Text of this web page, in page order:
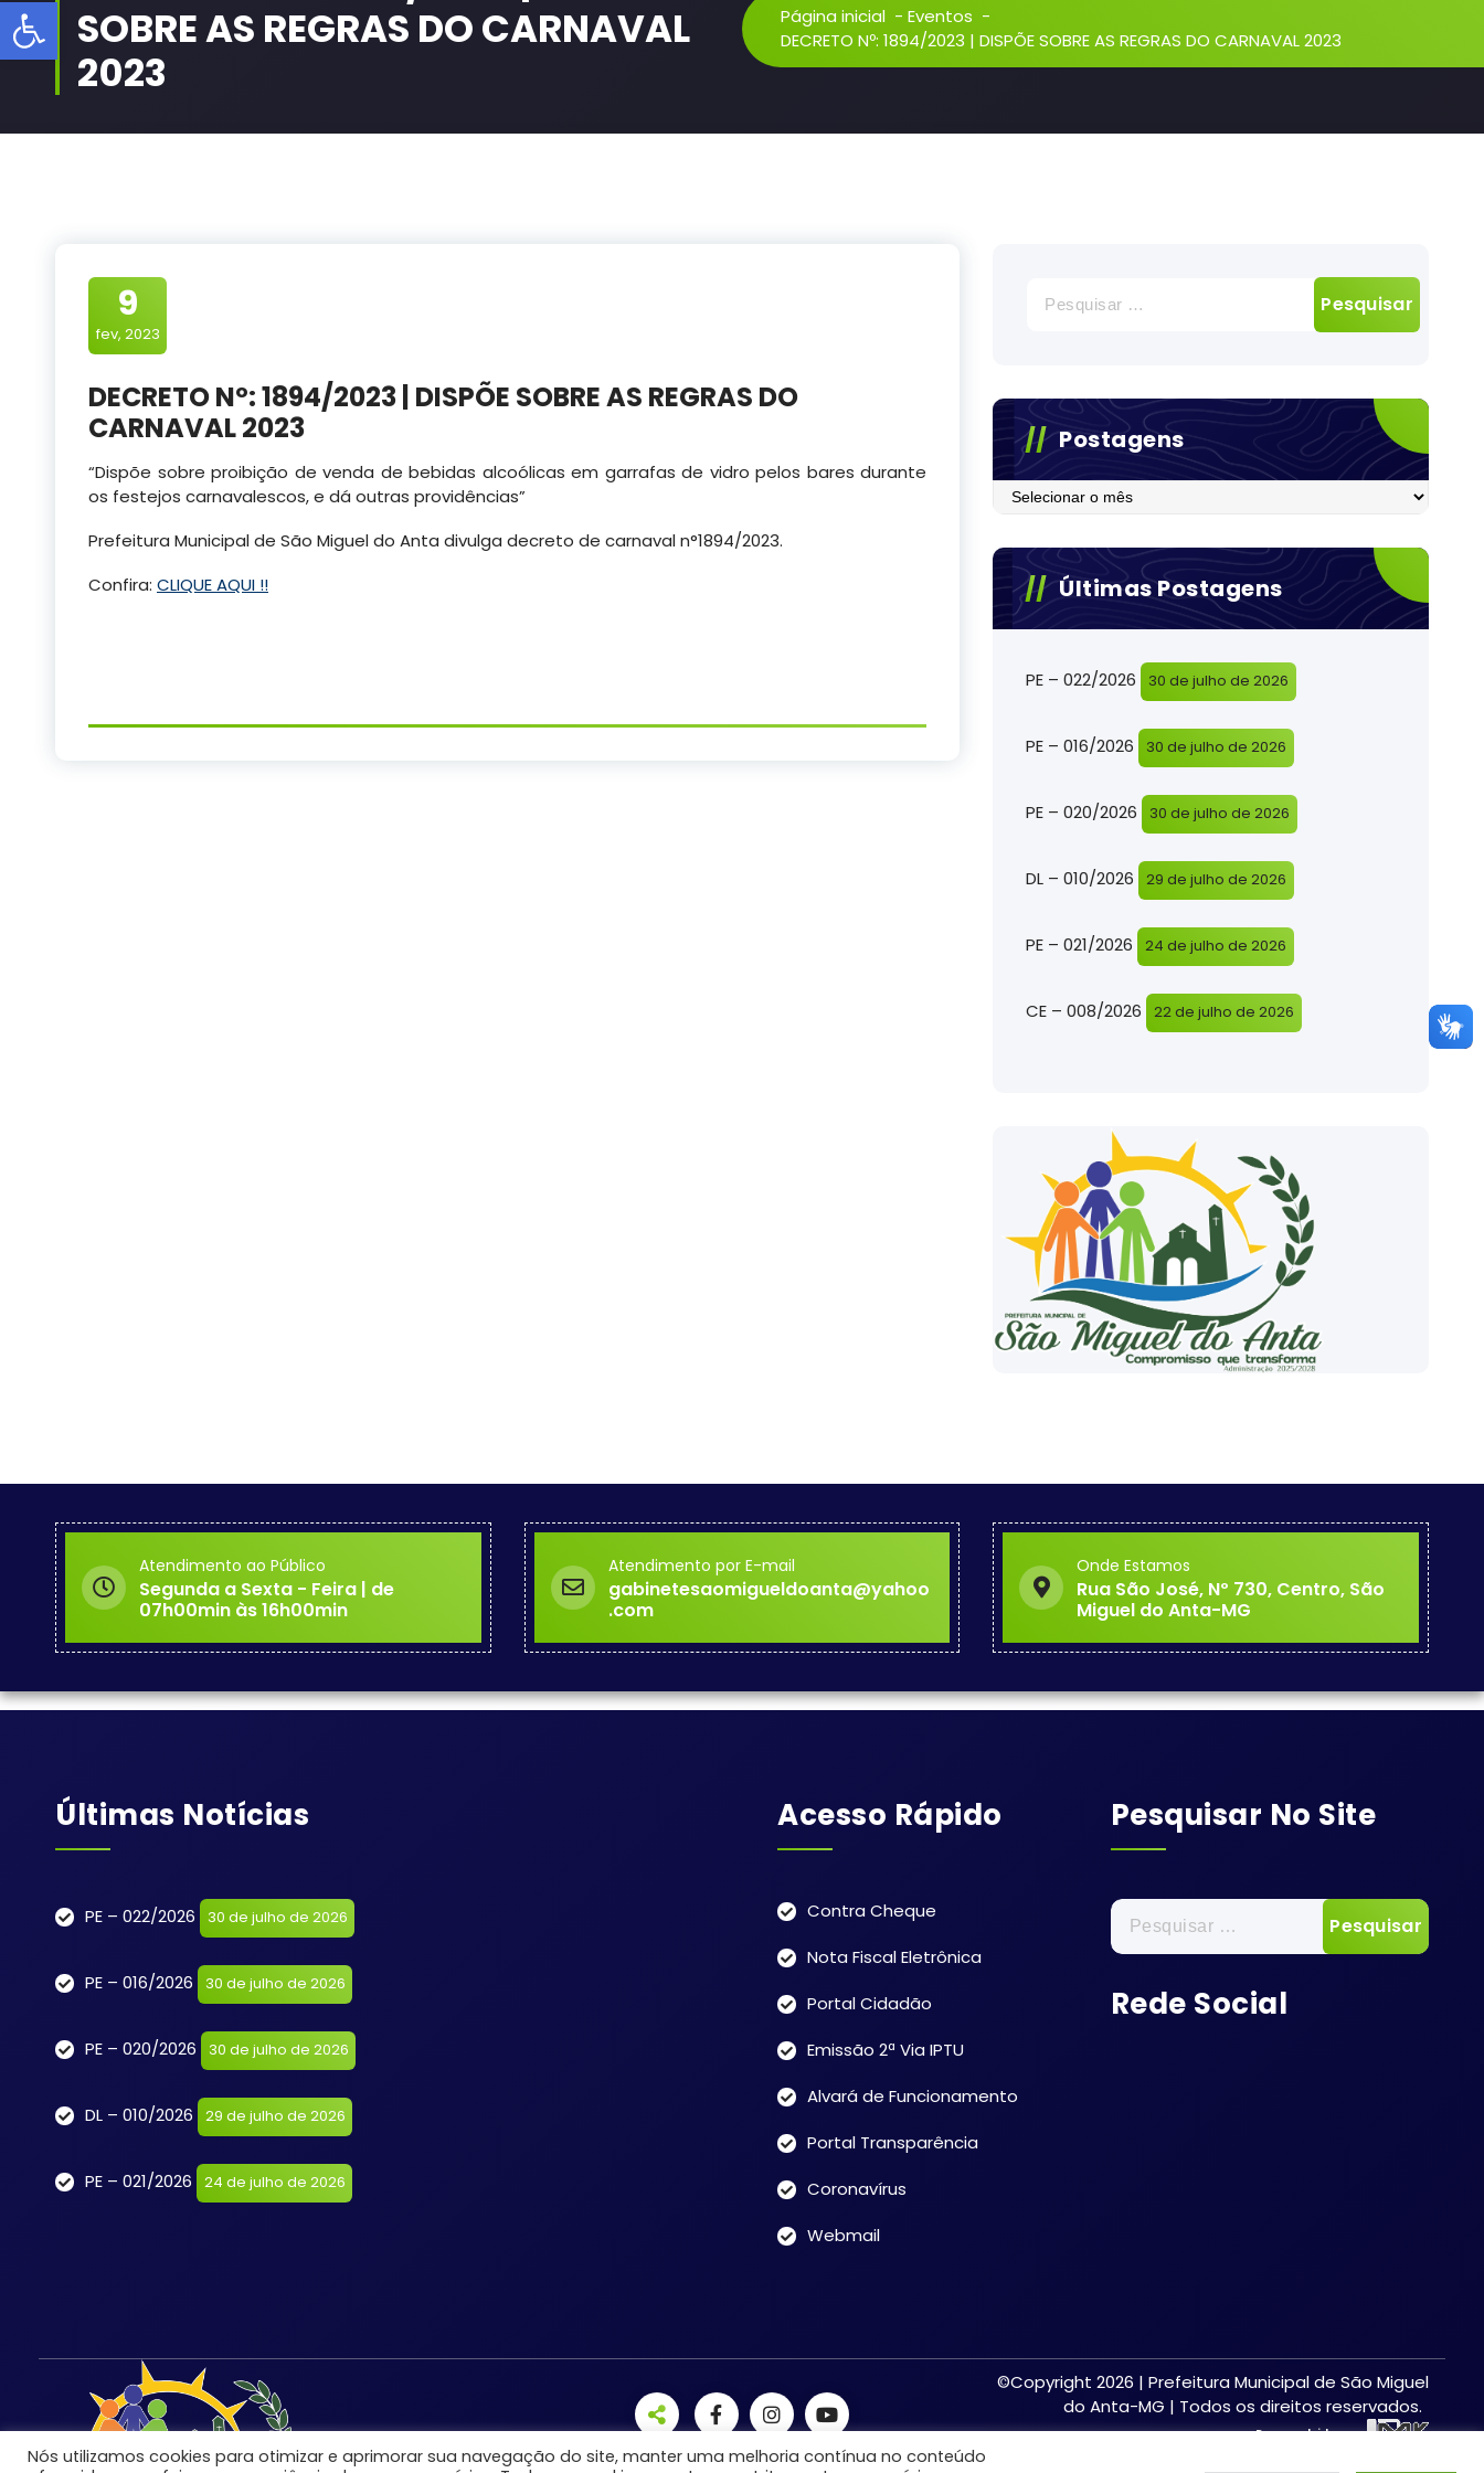
Barra de Ferramentas AbertaSOBRE AS REGRAS DO CARNAVAL
2023
Página inicial - Eventos -
DECRETO Nº: 1894/2023 | DISPÕE SOBRE AS REGRAS DO CARNAVAL 2023
9
fev, 2023
DECRETO Nº: 1894/2023 | DISPÕE SOBRE AS REGRAS DO
CARNAVAL 2023
“Dispõe sobre proibição de venda de bebidas alcoólicas em garrafas de vidro pelos bares durante
os festejos carnavalescos, e dá outras providências”
Prefeitura Municipal de São Miguel do Anta divulga decreto de carnaval n°1894/2023.
Confira: CLIQUE AQUI !!
por:
Postagens
Postagens
Últimas Postagens
PE – 022/2026 30 de julho de 2026
PE – 016/2026 30 de julho de 2026
PE – 020/2026 30 de julho de 2026
DL – 010/2026 29 de julho de 2026
PE – 021/2026 24 de julho de 2026
CE – 008/2026 22 de julho de 2026
Atendimento ao Público
Segunda a Sexta - Feira | de
07h00min às 16h00min
Atendimento por E-mail
gabinetesaomigueldoanta@yahoo
.com
Onde Estamos
Rua São José, Nº 730, Centro, São
Miguel do Anta-MG
Últimas Notícias
PE – 022/2026 30 de julho de 2026
PE – 016/2026 30 de julho de 2026
PE – 020/2026 30 de julho de 2026
DL – 010/2026 29 de julho de 2026
PE – 021/2026 24 de julho de 2026
Acesso Rápido
Contra Cheque
Nota Fiscal Eletrônica
Portal Cidadão
Emissão 2ª Via IPTU
Alvará de Funcionamento
Portal Transparência
Coronavírus
Webmail
Pesquisar No Site
Pesquisar
por:
Rede Social
©Copyright 2026 | Prefeitura Municipal de São Miguel
do Anta-MG | Todos os direitos reservados.
Desenvolvido por:
Nós utilizamos cookies para otimizar e aprimorar sua navegação do site, manter uma melhoria contínua no conteúdo